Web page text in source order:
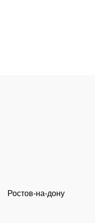
Ростов-на-дону